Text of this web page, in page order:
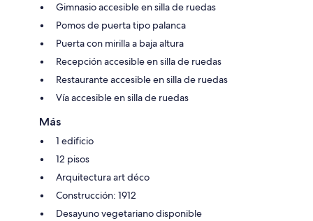
Gimnasio accesible en silla de ruedas
Pomos de puerta tipo palanca
Puerta con mirilla a baja altura
Recepción accesible en silla de ruedas
Restaurante accesible en silla de ruedas
Vía accesible en silla de ruedas
Más
1 edificio
12 pisos
Arquitectura art déco
Construcción: 1912
Desayuno vegetariano disponible